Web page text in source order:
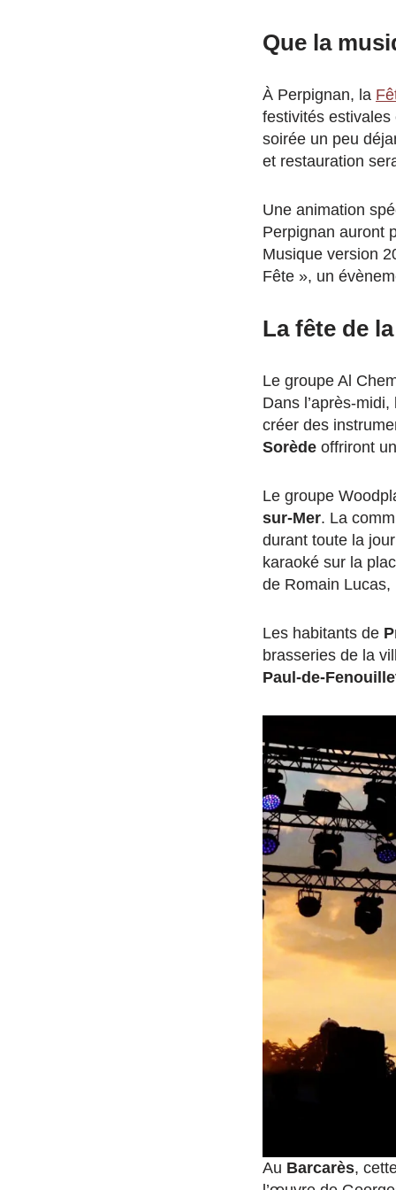
Que la
À Perpignan, la
festivités
soirée un peu
et restauration
Une animation
Perpignan auront
Musique version
Fête », un
La fête de
Le groupe Al
Dans l’après-
créer des
Sorède offriront
Le groupe
sur-Mer. La
durant toute la
karaoké sur la
de Romain Lucas,
Les habitants de
brasseries de la
Paul-de-
Au Barcarès,